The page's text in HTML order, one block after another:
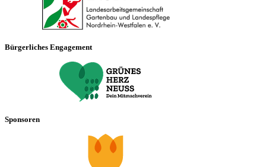
Bürgerliches Engagement
Sponsoren